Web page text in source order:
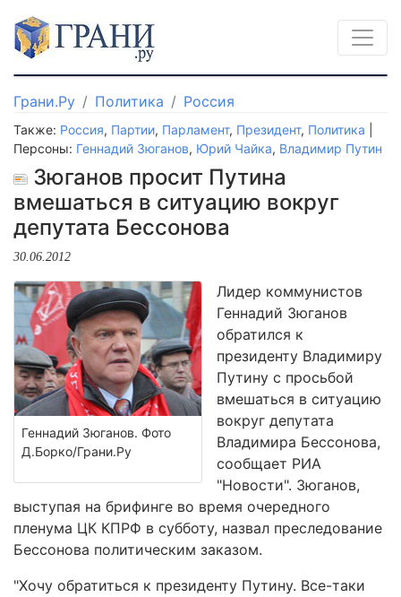
Грани.Ру Политика Россия
Также: Россия, Партии, Парламент, Президент, Политика
Персоны: Геннадий Зюганов, Юрий Чайка, Владимир Путин
Зюганов просит Путина
вмешаться в ситуацию вокруг
депутата Бессонова
30.06.2012
Геннадий Зюганов. Фото
Д.Борко/Грани.Ру
Лидер коммунистов
Геннадий Зюганов
обратился к
президенту Владимиру
Путину с просьбой
вмешаться в ситуацию
вокруг депутата
Владимира Бессонова,
сообщает РИА
"Новости". Зюганов,
выступая на брифинге во время очередного
пленума ЦК КПРФ в субботу, назвал преследование
Бессонова политическим заказом.
"Хочу обратиться к президенту Путину. Все-таки